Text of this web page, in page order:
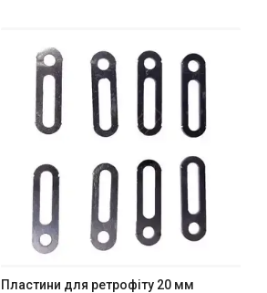
Пластини для ретрофіту 20 мм